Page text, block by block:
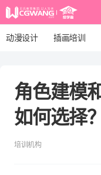
动漫设计 插画培训
漫画设计 绘画教程
角色建模
如何选择？
培训机构